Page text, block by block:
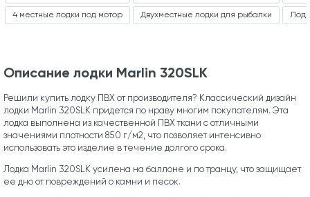
4 местные лодки под мотор Двухместные лодки для рыбалки
Описание лодки Marlin 320SLK
Решили купить лодку ПВХ от производителя? Классический дизайн
лодки Marlin 320SLK придется по нраву многим покупателям. Эта
лодка выполнена из качественной ПВХ ткани с отличными
значениями плотности 850 г/м2, что позволяет интенсивно
использовать это изделие в течение долгого срока.
Лодка Marlin 320SLK усилена на баллоне и по транцу, что защищает
ее дно от повреждений о камни и песок.